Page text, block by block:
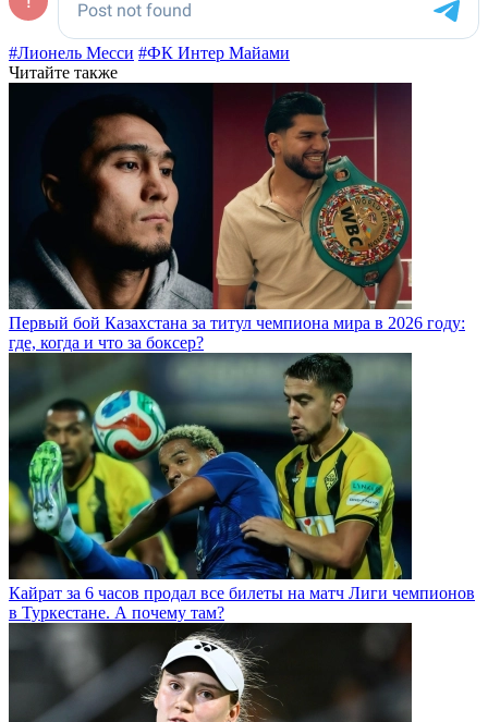
#Лионель Месси #ФК Интер Майами
Читайте также
Первый бой Казахстана за титул чемпиона мира в 2026 году:
где, когда и что за боксер?
Кайрат за 6 часов продал все билеты на матч Лиги чемпионов
в Туркестане. А почему там?